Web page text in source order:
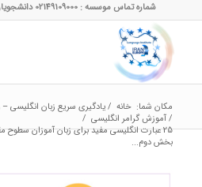
شماره تماس موسسه : 02149109000 دانشجویان بین الملل : 5965-822-201 1+
مکان شما: خانه / یادگیری سریع زبان انگلیسی
/ آموزش گرامر انگلیسی /
25 عبارت انگلیسی مفید برای زبان آموزان
بخش دوم...